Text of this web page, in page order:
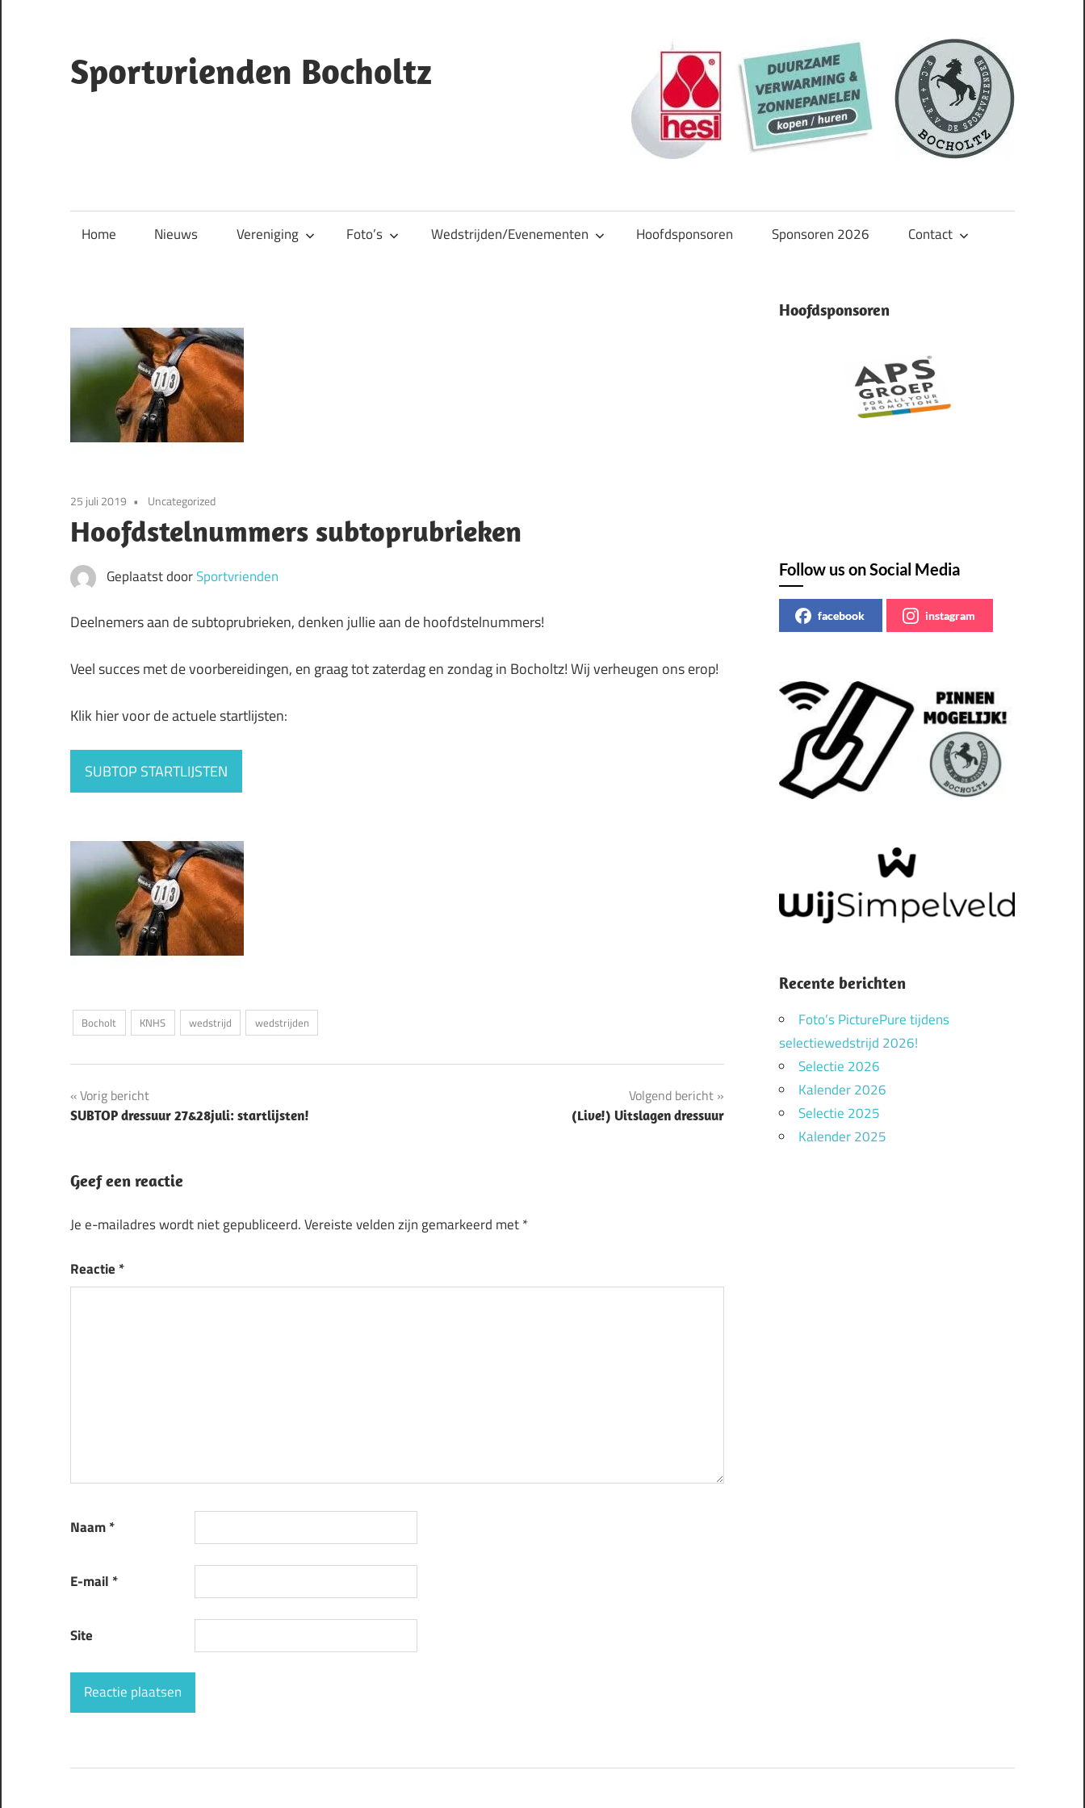
de
inhoud
Sportvrienden Bocholtz
Home Nieuws Vereniging Foto’s Wedstrijden/Evenementen Hoofdsponsoren Sponsoren 2026 Contact
25 juli 2019 Uncategorized
Hoofdstelnummers subtoprubrieken
Geplaatst doorSportvrienden
Deelnemers aan de subtoprubrieken, denken jullie aan de hoofdstelnummers!
Veel succes met de voorbereidingen, en graag tot zaterdag en zondag in Bocholtz! Wij verheugen ons erop!
Klik hier voor de actuele startlijsten:
SUBTOP STARTLIJSTEN
Bocholt KNHS wedstrijd wedstrijden
Bericht
navigatie
Vorig bericht
SUBTOP dressuur 27&28juli: startlijsten!
Volgend bericht
(Live!) Uitslagen dressuur
Geef een reactie
Je e-mailadres wordt niet gepubliceerd.Vereiste velden zijn gemarkeerd met*
Reactie *
Naam*
E-mail *
Site
Hoofdsponsoren
Follow us on Social Media
facebook instagram
Recente berichten
Foto’s PicturePure tijdens
selectiewedstrijd 2026!
Selectie 2026
Kalender 2026
Selectie 2025
Kalender 2025